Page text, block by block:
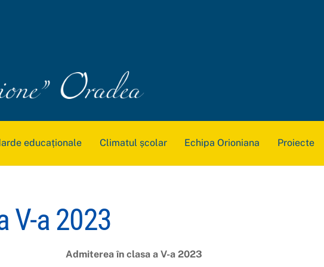
educaționale Climatul școlar Echipa Orioniana Proiecte
V-a 2023
Admiterea în clasa a V-a 2023